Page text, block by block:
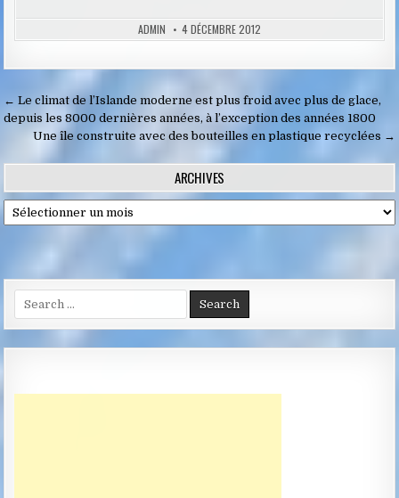
ADMIN 4 DÉCEMBRE 2012
Navigation
de
l’article
← Le climat de l’Islande moderne est plus froid avec plus de glace,
depuis les 8000 dernières années, à l’exception des années 1800
Une île construite avec des bouteilles en plastique recyclées →
ARCHIVES
Archives
Search
for: